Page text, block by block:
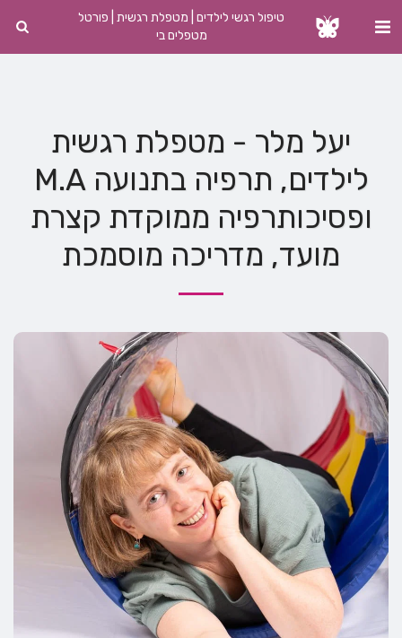
טיפול רגשי לילדים | מטפלת רגשית | פורטל
מטפלים בי
יעל מלר - מטפלת רגשית
לילדים, תרפיה בתנועה M.A
ופסיכותרפיה ממוקדת קצרת
מועד, מדריכה מוסמכת